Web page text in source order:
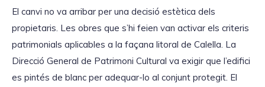
El canvi no va arribar per una decisió estètica dels
propietaris. Les obres que s’hi feien van activar els criteris
patrimonials aplicables a la façana litoral de Calella. La
Direcció General de Patrimoni Cultural va exigir que l’edifici
es pintés de blanc per adequar-lo al conjunt protegit. El